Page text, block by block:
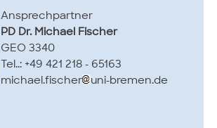
Ansprechpartner
PD Dr. Michael Fischer
GEO 3340
Tel..: +49 421 218 - 65163
michael.fischer
uni-bremen.de